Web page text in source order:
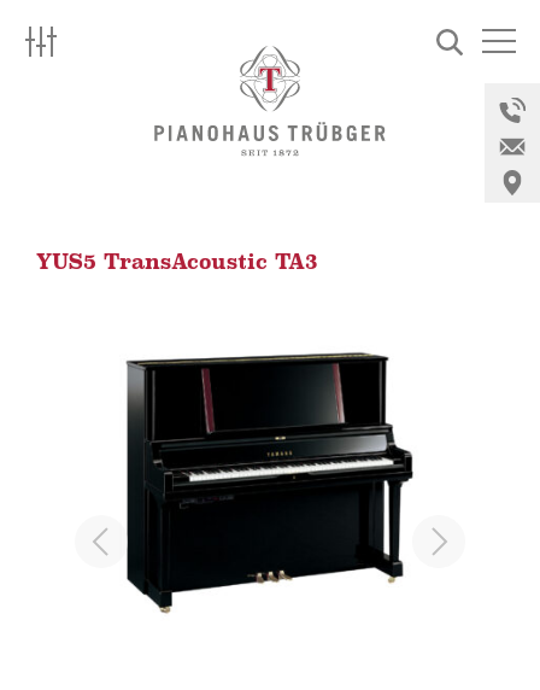
Pianohaus
Instrumente
Aktuell
YUS5 TransAcoustic TA3